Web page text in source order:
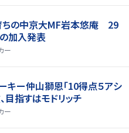
ちの中京大MF岩本悠庵 29
加入発表
ー
キー仲山獅恩「10得点５アシ
目指すはモドリッチ
ー